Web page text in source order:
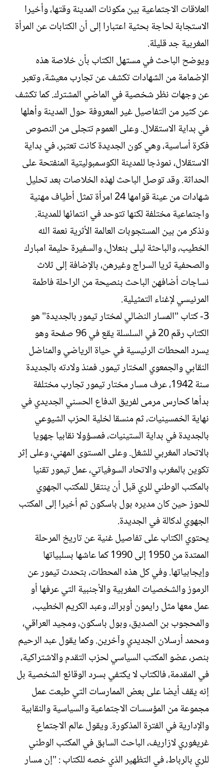
العلاقات الاجتماعية بين مكونات المدينة وقتها، وأخيرا
الاستجابة لحاجة بحثية اعتبارا إلى أن الكتابات عن المرأة
المغربية جد قليلة.
ويوضح الباحث في مستهل الكتاب بأن خلاصة هذه
الإضمامة من الشهادات تكشف عن تجارب معيشة، وتعبر
عن وجهات نظر شخصية في الماضي المشترك. كما تكشف
عن كثير من التفاصيل غير المعروفة حول المدينة وأهلها
في بداية الاستقلال. وعلى العموم تتجلى من النصوص
فكرة أساسية، وهي كون الجديدة كانت تعتبر، في بداية
الاستقلال، نموذجا للمدينة الكوسمبوليتية المنفتحة على
الحداثة. وقد توصل الباحث لهذه الخلاصات بعد تحليل
شهادات من عينة قوامها 24 امرأة تمثل أطياف مهنية
واجتماعية مختلفة لكنها تتوحد في انتمائها للمدينة.
ونذكر من بين المستجوبات العالمة الأثرية نعمة الله
الخطيب، والباحثة ليلى بنعلال، والسفيرة حليمة امبارك
والصحفية ثريا السراج وغيرهن، بالإضافة إلى ثلاث
نساجات أضافهن الباحث بنصيحة من الراحلة فاطمة
المرنيسي لإغناء التمثيلية.
3- كتاب "المسار النضالي لمختار تيمور بالجديدة" هو
الكتاب رقم 20 في السلسلة يقع في 96 صفحة وهو
يسرد المحطات الرئيسية في حياة الرياضي والمناضل
النقابي والجمعوي المختار تيمور. فمنذ ولادته بالجديدة
سنة 1942، عرف مسار مختار تيمور تجارب مختلفة
بدأها كحارس مرمى لفريق الدفاع الحسني الجديدي في
نهاية الخمسينيات، ثم منسقا لخلية الحزب الشيوعي
بالجديدة في بداية الستينيات، فمسؤولا نقابيا جهويا
بالاتحاد المغربي للشغل. وعلى المستوى المهني، وعلى إثر
تكوين بالمغرب والاتحاد السوفياتي، عمل تيمور تقنيا
بالمكتب الوطني للري قبل أن ينتقل للمكتب الجهوي
للحوز حين كان مديره بول باسكون ثم أخيرا إلى المكتب
الجهوي لدكالة في الجديدة.
يحتوي الكتاب على تفاصيل غنية عن تاريخ المرحلة
الممتدة من 1950 إلى 1990 كما عاشها بسلبياتها
وإيجابياتها. وفي كل هذه المحطات، بتحدث تيمور عن
الرموز والشخصيات المغربية والأجنبية التي عرفها أو
عمل معها مثل رايمون أوبراك، وعبد الكريم الخطيب،
والمحجوب بن الصديق، وبول باسكون، ومجيد العراقي،
ومحمد أرسلان الجديدي وآخرين. وكما يقول عبد الرحيم
بنصر، عضو المكتب السياسي لحزب التقدم والاشتراكية،
في المقدمة، فالكتاب لا يكتفي بسرد الوقائع الشخصية بل
إنه يقف أيضا على بعض الممارسات التي طبعت عمل
مجموعة من المؤسسات الاجتماعية والسياسية والنقابية
والإدارية في الفترة المذكورة. ويقول عالم الاجتماع
غريغوري لازاريف، الباحث السابق في المكتب الوطني
للري بالرباط، في التظهير الذي خصه للكتاب : "إن مسار